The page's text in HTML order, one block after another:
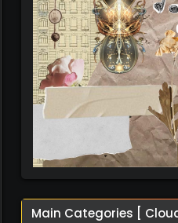
Main Categories [ Cloud